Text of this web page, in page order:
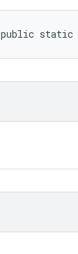
public static